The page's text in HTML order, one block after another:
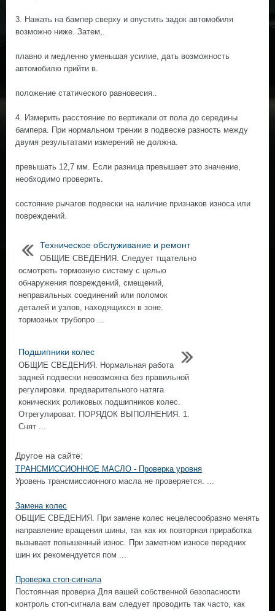
3. Нажать на бампер сверху и опустить задок автомобиля
возможно ниже. Затем,.
плавно и медленно уменьшая усилие, дать возможность
автомобилю прийти в.
положение статического равновесия..
4. Измерить расстояние по вертикали от пола до середины
бампера. При нормальном трении в подвеске разность между
двумя результатами измерений не должна.
превышать 12,7 мм. Если разница превышает это значение,
необходимо проверить.
состояние рычагов подвески на наличие признаков износа или
повреждений.
Техническое обслуживание и ремонт
ОБЩИЕ СВЕДЕНИЯ. Следует тщательно
осмотреть тормозную систему с целью
обнаружения повреждений, смещений,
неправильных соединений или поломок
деталей и узлов, находящихся в зоне.
тормозных трубопро ...
Подшипники колес
ОБЩИЕ СВЕДЕНИЯ. Нормальная работа
задней подвески невозможна без правильной
регулировки. предварительного натяга
конических роликовых подшипников колес.
Отрегулироват. ПОРЯДОК ВЫПОЛНЕНИЯ. 1.
Снят ...
Другое на сайте:
ТРАНСМИССИОННОЕ МАСЛО - Проверка уровня
Уровень трансмиссионного масла не проверяется. ...
Замена колес
ОБЩИЕ СВЕДЕНИЯ. При замене колес нецелесообразно менять
направление вращения шины, так как их повторная приработка
вызывает повышенный износ. При заметном износе передних
шин их рекомендуется пом ...
Проверка стоп-сигнала
Постоянная проверка Для вашей собственной безопасности
контроль стоп-сигнала вам следует проводить так часто, как